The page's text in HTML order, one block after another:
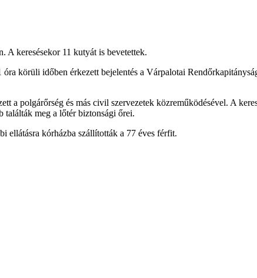
A keresésekor 11 kutyát is bevetettek.
körüli időben érkezett bejelentés a Várpalotai
a polgárőrség és más civil szervezetek közreműködésével. A
találták meg a lőtér biztonsági őrei.
ellátásra kórházba szállították a 77 éves férfit.